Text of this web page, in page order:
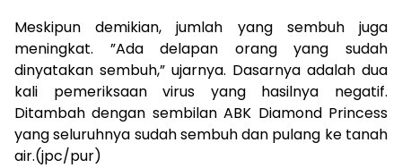
Meskipun demikian, jumlah yang sembuh juga
meningkat. ”Ada delapan orang yang sudah
dinyatakan sembuh,” ujarnya. Dasarnya adalah dua
kali pemeriksaan virus yang hasilnya negatif.
Ditambah dengan sembilan ABK Diamond Princess
yang seluruhnya sudah sembuh dan pulang ke tanah
air.(jpc/pur)